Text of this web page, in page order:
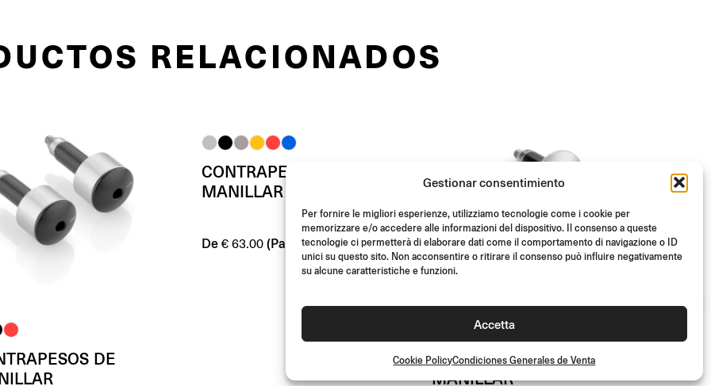
Gestionar consentimiento
Per fornire le migliori esperienze, utilizziamo tecnologie come i cookie per
memorizzare e/o accedere alle informazioni del dispositivo. Il consenso a queste
tecnologie ci permetterà di elaborare dati come il comportamento di navigazione o ID
unici su questo sito. Non acconsentire o ritirare il consenso può influire negativamente
su alcune caratteristiche e funzioni.
Accetta
Cookie PolicyCondiciones Generales de Venta
RELACIONADOS
DE
CONTRAPESOS DE
MANILLAR
De € 63.00 (Par)
CONTRAPESOS DE
MANILLAR